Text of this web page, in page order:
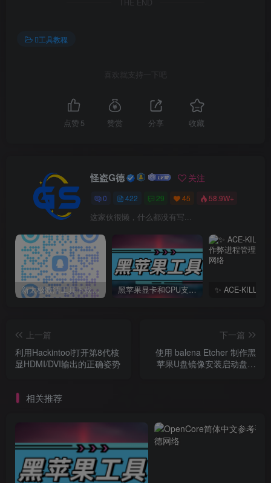
THE END
工具教程
喜欢就支持一下吧
点赞 5 赞赏 分享 收藏
怪盗G德 关注
0 422 29 45 58.9W+
这家伙很懒，什么都没有写...
新太极激活工具下载/教程/充值/开户(QQ交流群号749113977) 黑苹果显卡和CPU支持情况以及购买硬件防踩坑指南
上一篇
利用Hackintool打开第8代核
显HDMI/DVI输出的正确姿势
下一篇
使用 balena Etcher 制作黑
苹果U盘镜像安装启动盘教
相关推荐